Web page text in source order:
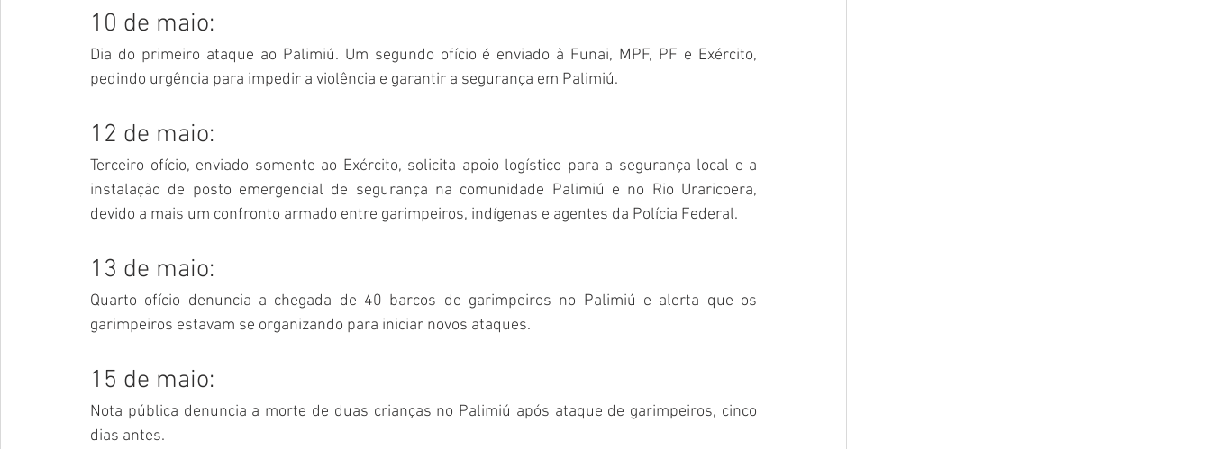
10 de maio:
Dia do primeiro ataque ao Palimiú. Um segundo ofício é enviado à Funai, MPF, PF e Exército,
pedindo urgência para impedir a violência e garantir a segurança em Palimiú.
12 de maio:
Terceiro ofício, enviado somente ao Exército, solicita apoio logístico para a segurança local e a
instalação de posto emergencial de segurança na comunidade Palimiú e no Rio Uraricoera,
devido a mais um confronto armado entre garimpeiros, indígenas e agentes da Polícia Federal.
13 de maio:
Quarto ofício denuncia a chegada de 40 barcos de garimpeiros no Palimiú e alerta que os
garimpeiros estavam se organizando para iniciar novos ataques.
15 de maio:
Nota pública denuncia a morte de duas crianças no Palimiú após ataque de garimpeiros, cinco
dias antes.